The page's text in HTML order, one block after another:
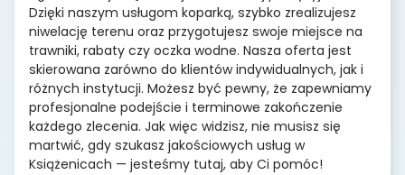
Dzięki naszym usługom koparką, szybko zrealizujesz
niwelację terenu oraz przygotujesz swoje miejsce na
trawniki, rabaty czy oczka wodne. Nasza oferta jest
skierowana zarówno do klientów indywidualnych, jak i
różnych instytucji. Możesz być pewny, że zapewniamy
profesjonalne podejście i terminowe zakończenie
każdego zlecenia. Jak więc widzisz, nie musisz się
martwić, gdy szukasz jakościowych usług w
Książenicach — jesteśmy tutaj, aby Ci pomóc!